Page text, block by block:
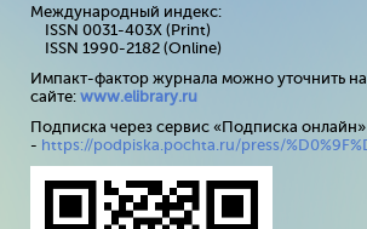
Международный индекс:
ISSN 0031-403X (Print)
ISSN 1990-2182 (Online)
Импакт-фактор журнала можно уточнить на
сайте: www.elibrary.ru
Подписка через сервис «Подписка
- https://podpiska.pochta.ru/press/